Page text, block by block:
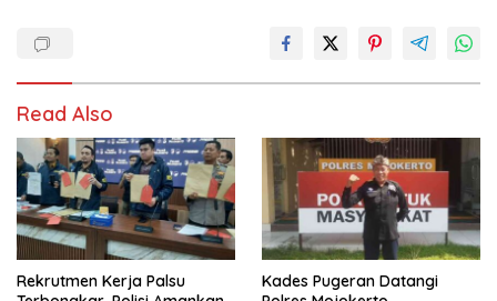
Read Also
Rekrutmen Kerja Palsu
Kades Pugeran Datangi